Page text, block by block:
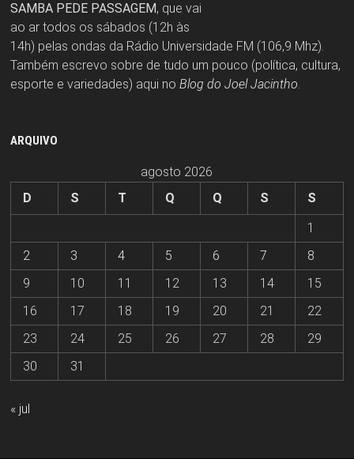
SAMBA PEDE PASSAGEM, que vai
ao ar todos os sábados (12h às
14h) pelas ondas da Rádio Universidade FM (106,9 Mhz).
Também escrevo sobre de tudo um pouco (política, cultura,
esporte e variedades) aqui no Blog do Joel Jacintho.
ARQUIVO
agosto 2026
D
S T Q Q S
S
1
2
3 4 5 6 7
8
9
10 11 12 13 14
15
16
17 18 19 20 21
22
23
24 25 26 27 28
29
30
31
« jul